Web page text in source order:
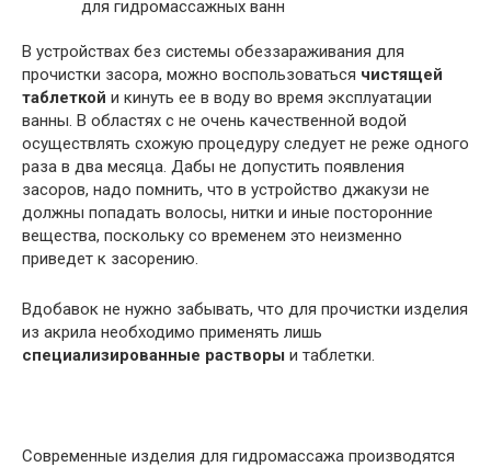
В устройствах без системы обеззараживания для
прочистки засора, можно воспользоваться чистящей
таблеткой и кинуть ее в воду во время эксплуатации
ванны. В областях с не очень качественной водой
осуществлять схожую процедуру следует не реже одного
раза в два месяца. Дабы не допустить появления
засоров, надо помнить, что в устройство джакузи не
должны попадать волосы, нитки и иные посторонние
вещества, поскольку со временем это неизменно
приведет к засорению.
Вдобавок не нужно забывать, что для прочистки изделия
из акрила необходимо применять лишь
специализированные растворы и таблетки.
Современные изделия для гидромассажа производятся